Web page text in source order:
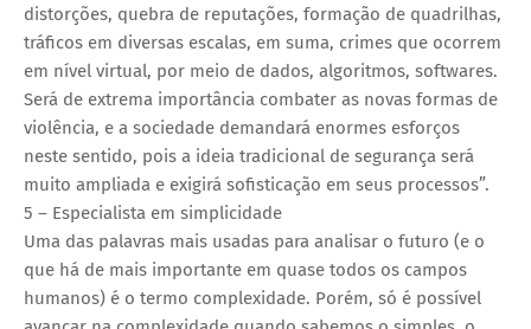
distorções, quebra de reputações, formação de quadrilhas,
tráficos em diversas escalas, em suma, crimes que ocorrem
em nível virtual, por meio de dados, algoritmos, softwares.
Será de extrema importância combater as novas formas de
violência, e a sociedade demandará enormes esforços
neste sentido, pois a ideia tradicional de segurança será
muito ampliada e exigirá sofisticação em seus processos”.
5 – Especialista em simplicidade
Uma das palavras mais usadas para analisar o futuro (e o
que há de mais importante em quase todos os campos
humanos) é o termo complexidade. Porém, só é possível